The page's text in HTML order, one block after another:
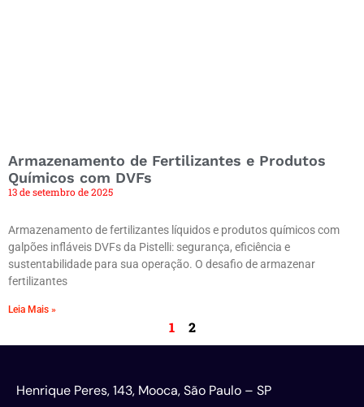
Armazenamento de Fertilizantes e Produtos
Químicos com DVFs
13 de setembro de 2025
Armazenamento de fertilizantes líquidos e produtos químicos com
galpões infláveis DVFs da Pistelli: segurança, eficiência e
sustentabilidade para sua operação. O desafio de armazenar
fertilizantes
Leia Mais »
1 2
Henrique Peres, 143, Mooca, São Paulo – SP